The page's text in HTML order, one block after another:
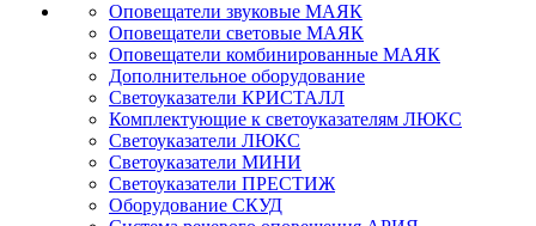
Оповещатели звуковые МАЯК
Оповещатели световые МАЯК
Оповещатели комбинированные МАЯК
Дополнительное оборудование
Светоуказатели КРИСТАЛЛ
Комплектующие к светоуказателям ЛЮКС
Светоуказатели ЛЮКС
Светоуказатели МИНИ
Светоуказатели ПРЕСТИЖ
Оборудование СКУД